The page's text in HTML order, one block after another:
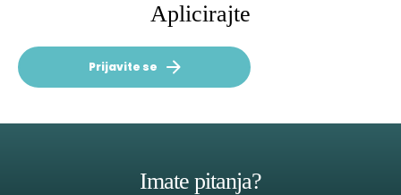
Aplicirajte
Prijavite se
Imate pitanja?